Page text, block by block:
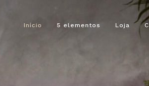
Início 5 elementos Loja